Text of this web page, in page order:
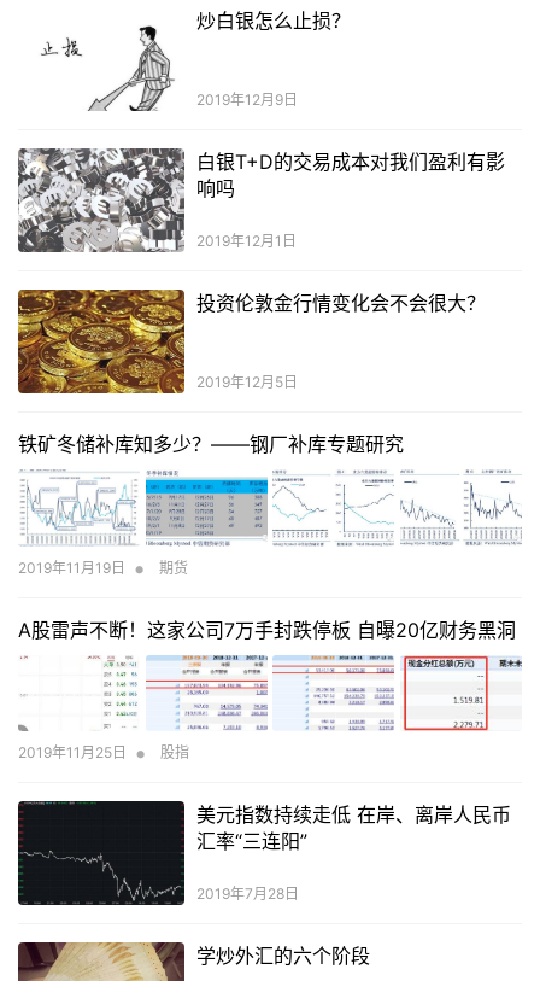
炒白银怎么止损？
2019年12月9日
白银T+D的交易成本对我们盈利有影
响吗
2019年12月1日
投资伦敦金行情变化会不会很大？
2019年12月5日
铁矿冬储补库知多少？――钢厂补库专题研究
2019年11月19日 • 期货
A股雷声不断！这家公司7万手封跌停板 自曝20亿财务黑洞
2019年11月25日 • 股指
美元指数持续走低 在岸、离岸人民币
汇率“三连阳”
2019年7月28日
学炒外汇的六个阶段